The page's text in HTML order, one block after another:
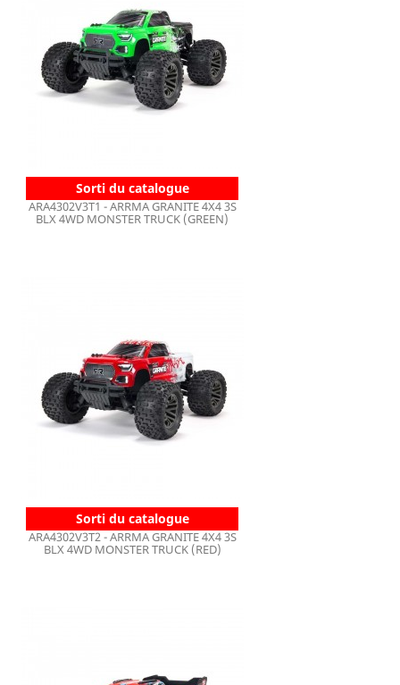
Sorti du catalogue
ARA4302V3T1 - ARRMA GRANITE 4X4 3S
BLX 4WD MONSTER TRUCK (GREEN)
Sorti du catalogue
ARA4302V3T2 - ARRMA GRANITE 4X4 3S
BLX 4WD MONSTER TRUCK (RED)